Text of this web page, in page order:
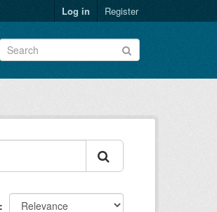
Log in Register